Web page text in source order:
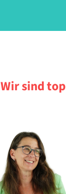
Wir sind top